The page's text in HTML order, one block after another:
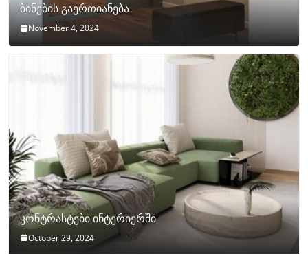
ბინების გაერთიანება
November 4, 2024
კონტრასტები ინტერიერში
October 29, 2024